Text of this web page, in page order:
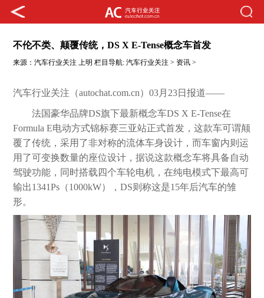
不伦不类、颠覆传统，DS X E-Tense概念车首发
来源：汽车行业关注 上明 栏目导航:汽车行业关注 > 资讯 >
汽车行业关注（autochat.com.cn）03月23日报道——
法国豪华品牌DS旗下最新概念车DS X E-Tense在
Formula E电动方式锦标赛三亚站正式首发，这款车可谓颠
覆了传统，采用了非对称的流体车身设计，而车窗内则运
用了可变换数量的座位设计，据说这款概念车将具备自动
驾驶功能，同时搭载四个车轮电机，在纯电模式下最高可
输出1341Ps（1000kW），DS则称这是15年后汽车的雏
形。